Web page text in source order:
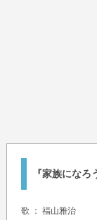
『家族にな
歌 ： 福山雅治